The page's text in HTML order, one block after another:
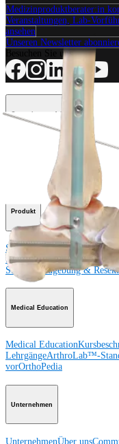
Medizinproduktberater:in
Veranstaltungen, Lab-
ansehen
Unseren Newsletter
Besuchen Sie uns
Operationsverfahren
Ellenbogen
und Sprunggelenk
Trauma
Wirbelsäule
Produkt
SchulterKnieEllenbogen
und Sprunggelenk
Hüfte
Surgery
Bildgebung &
Medical Education
Medical Education
LehrgängeArthroLab™-
vorOrthoPedia
Unternehmen
UnternehmenÜber uns